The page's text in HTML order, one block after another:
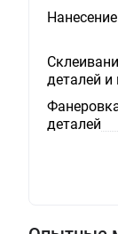
деталей
деталей